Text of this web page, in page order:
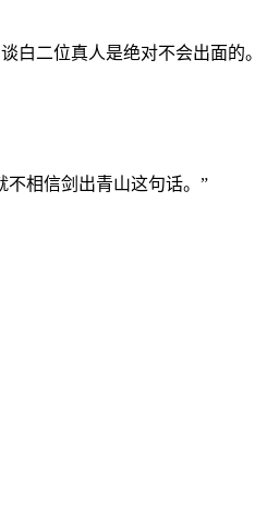
白二位真人是绝对不会出面的。
不相信剑出青山这句话。”